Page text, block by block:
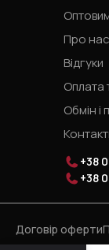
Про нас
Відгуки
Оплата
Обмін і
+38
+38
Договір оферти